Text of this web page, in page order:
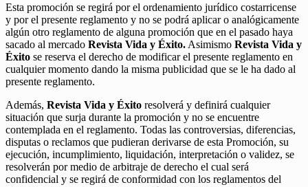
Esta promoción se regirá por el ordenamiento jurídico costarricense
y por el presente reglamento y no se podrá aplicar o analógicamente
algún otro reglamento de alguna promoción que en el pasado haya
sacado al mercado Revista Vida y Éxito. Asimismo Revista Vida y
Éxito se reserva el derecho de modificar el presente reglamento en
cualquier momento dando la misma publicidad que se le ha dado al
presente reglamento.
Además, Revista Vida y Éxito resolverá y definirá cualquier
situación que surja durante la promoción y no se encuentre
contemplada en el reglamento. Todas las controversias, diferencias,
disputas o reclamos que pudieran derivarse de esta Promoción, su
ejecución, incumplimiento, liquidación, interpretación o validez, se
resolverán por medio de arbitraje de derecho el cual será
confidencial y se regirá de conformidad con los reglamentos del